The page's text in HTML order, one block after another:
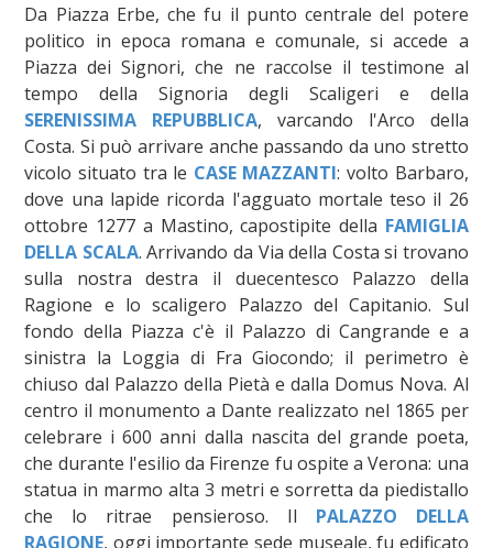
Da Piazza Erbe, che fu il punto centrale del potere
politico in epoca romana e comunale, si accede a
Piazza dei Signori, che ne raccolse il testimone al
tempo della Signoria degli Scaligeri e della
SERENISSIMA REPUBBLICA, varcando l'Arco della
Costa. Si può arrivare anche passando da uno stretto
vicolo situato tra le CASE MAZZANTI: volto Barbaro,
dove una lapide ricorda l'agguato mortale teso il 26
ottobre 1277 a Mastino, capostipite della FAMIGLIA
DELLA SCALA. Arrivando da Via della Costa si trovano
sulla nostra destra il duecentesco Palazzo della
Ragione e lo scaligero Palazzo del Capitanio. Sul
fondo della Piazza c'è il Palazzo di Cangrande e a
sinistra la Loggia di Fra Giocondo; il perimetro è
chiuso dal Palazzo della Pietà e dalla Domus Nova. Al
centro il monumento a Dante realizzato nel 1865 per
celebrare i 600 anni dalla nascita del grande poeta,
che durante l'esilio da Firenze fu ospite a Verona: una
statua in marmo alta 3 metri e sorretta da piedistallo
che lo ritrae pensieroso. Il PALAZZO DELLA
RAGIONE, oggi importante sede museale, fu edificato